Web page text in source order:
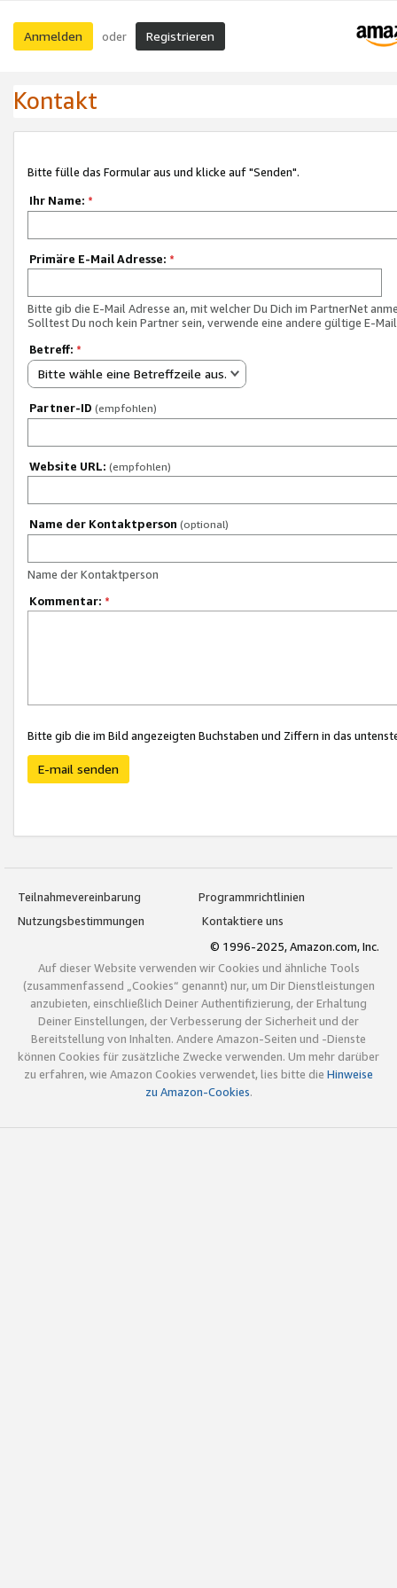
Anmelden oder Registrieren
Kontakt
Bitte fülle das Formular aus und klicke auf "Senden".
Ihr Name: *
Primäre E-Mail Adresse: *
Bitte gib die E-Mail Adresse an, mit welcher Du Dich im PartnerNet
Solltest Du noch kein Partner sein, verwende eine andere gültige E-
Betreff: *
Bitte wähle eine Betreffzeile aus.
Partner-ID (empfohlen)
Website URL: (empfohlen)
Name der Kontaktperson (optional)
Name der Kontaktperson
Kommentar: *
Bitte gib die im Bild angezeigten Buchstaben und Ziffern in das
E-mail senden
Teilnahmevereinbarung
Programmrichtlinien
Nutzungsbestimmungen
Kontaktiere uns
© 1996-2025, Amazon.com, Inc.
Auf dieser Website verwenden wir Cookies und ähnliche Tools
(zusammenfassend „Cookies“ genannt) nur, um Dir Dienstleistungen
anzubieten, einschließlich Deiner Authentifizierung, der Erhaltung
Deiner Einstellungen, der Verbesserung der Sicherheit und der
Bereitstellung von Inhalten. Andere Amazon-Seiten und -Dienste
können Cookies für zusätzliche Zwecke verwenden. Um mehr darüber
zu erfahren, wie Amazon Cookies verwendet, lies bitte die Hinweise
zu Amazon-Cookies.